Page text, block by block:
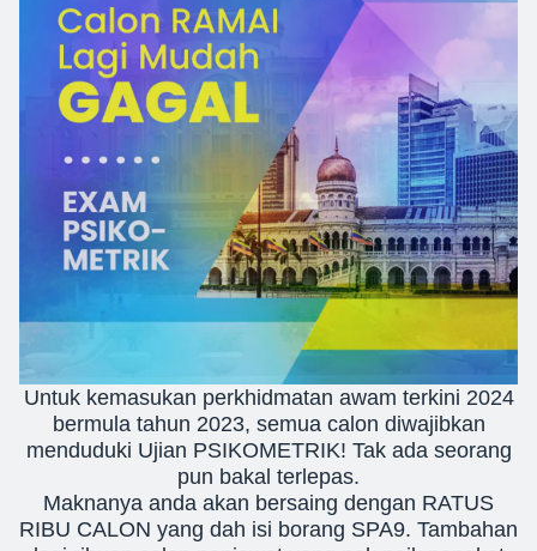
Untuk kemasukan perkhidmatan awam terkini 2024
bermula tahun 2023, semua calon diwajibkan
menduduki Ujian PSIKOMETRIK! Tak ada seorang
pun bakal terlepas.
Maknanya anda akan bersaing dengan RATUS
RIBU CALON yang dah isi borang SPA9. Tambahan